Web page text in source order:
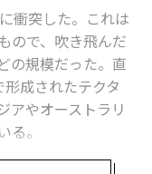
衝突した。これは
ので、吹き飛んだ
の規模だった。直
成されたテクタ
アやオーストラリ
。